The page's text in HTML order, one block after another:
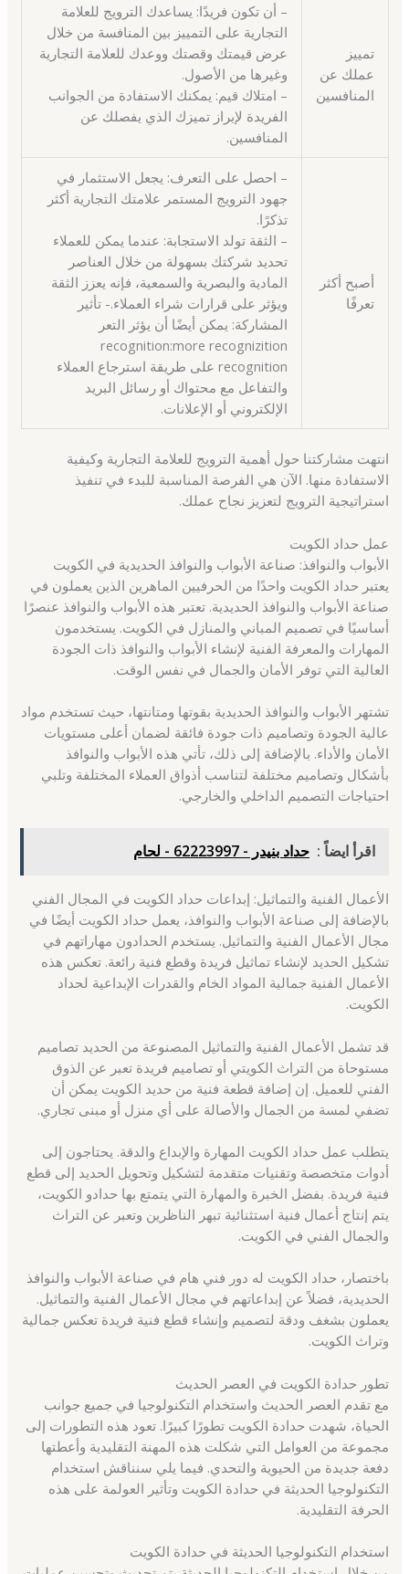
تمييز
عملك عن
المنافسين
– أن تكون فريدًا: يساعدك الترويج للعلامة
التجارية على التمييز بين المنافسة من خلال
عرض قيمتك وقصتك ووعدك للعلامة التجارية
وغيرها من الأصول.
– امتلاك قيم: يمكنك الاستفادة من الجوانب
الفريدة لإبراز تميزك الذي يفصلك عن
المنافسين.
أصبح أكثر
تعرفًا
– احصل على التعرف: يجعل الاستثمار في
جهود الترويج المستمر علامتك التجارية أكثر
تذكرًا.
– الثقة تولد الاستجابة: عندما يمكن للعملاء
تحديد شركتك بسهولة من خلال العناصر
المادية والبصرية والسمعية، فإنه يعزز الثقة
ويؤثر على قرارات شراء العملاء.- تأثير
المشاركة: يمكن أيضًا أن يؤثر التعر
recognition:more recognizition
recognition على طريقة استرجاع العملاء
والتفاعل مع محتواك أو رسائل البريد
الإلكتروني أو الإعلانات.
انتهت مشاركتنا حول أهمية الترويج للعلامة التجارية وكيفية
الاستفادة منها. الآن هي الفرصة المناسبة للبدء في تنفيذ
استراتيجية الترويج لتعزيز نجاح عملك.
عمل حداد الكويت
الأبواب والنوافذ: صناعة الأبواب والنوافذ الحديدية في الكويت
يعتبر حداد الكويت واحدًا من الحرفيين الماهرين الذين يعملون في
صناعة الأبواب والنوافذ الحديدية. تعتبر هذه الأبواب والنوافذ عنصرًا
أساسيًا في تصميم المباني والمنازل في الكويت. يستخدمون
المهارات والمعرفة الفنية لإنشاء الأبواب والنوافذ ذات الجودة
العالية التي توفر الأمان والجمال في نفس الوقت.
تشتهر الأبواب والنوافذ الحديدية بقوتها ومتانتها، حيث تستخدم مواد
عالية الجودة وتصاميم ذات جودة فائقة لضمان أعلى مستويات
الأمان والأداء. بالإضافة إلى ذلك، تأتي هذه الأبواب والنوافذ
بأشكال وتصاميم مختلفة لتناسب أذواق العملاء المختلفة وتلبي
احتياجات التصميم الداخلي والخارجي.
اقرأ ايضاً : حداد بنيدر - 62223997 - لحام
الأعمال الفنية والتماثيل: إبداعات حداد الكويت في المجال الفني
بالإضافة إلى صناعة الأبواب والنوافذ، يعمل حداد الكويت أيضًا في
مجال الأعمال الفنية والتماثيل. يستخدم الحدادون مهاراتهم في
تشكيل الحديد لإنشاء تماثيل فريدة وقطع فنية رائعة. تعكس هذه
الأعمال الفنية جمالية المواد الخام والقدرات الإبداعية لحداد
الكويت.
قد تشمل الأعمال الفنية والتماثيل المصنوعة من الحديد تصاميم
مستوحاة من التراث الكويتي أو تصاميم فريدة تعبر عن الذوق
الفني للعميل. إن إضافة قطعة فنية من حديد الكويت يمكن أن
تضفي لمسة من الجمال والأصالة على أي منزل أو مبنى تجاري.
يتطلب عمل حداد الكويت المهارة والإبداع والدقة. يحتاجون إلى
أدوات متخصصة وتقنيات متقدمة لتشكيل وتحويل الحديد إلى قطع
فنية فريدة. بفضل الخبرة والمهارة التي يتمتع بها حدادو الكويت،
يتم إنتاج أعمال فنية استثنائية تبهر الناظرين وتعبر عن التراث
والجمال الفني في الكويت.
باختصار، حداد الكويت له دور فني هام في صناعة الأبواب والنوافذ
الحديدية، فضلاً عن إبداعاتهم في مجال الأعمال الفنية والتماثيل.
يعملون بشغف ودقة لتصميم وإنشاء قطع فنية فريدة تعكس جمالية
وتراث الكويت.
تطور حدادة الكويت في العصر الحديث
مع تقدم العصر الحديث واستخدام التكنولوجيا في جميع جوانب
الحياة، شهدت حدادة الكويت تطورًا كبيرًا. تعود هذه التطورات إلى
مجموعة من العوامل التي شكلت هذه المهنة التقليدية وأعطتها
دفعة جديدة من الحيوية والتحدي. فيما يلي سنناقش استخدام
التكنولوجيا الحديثة في حدادة الكويت وتأثير العولمة على هذه
الحرفة التقليدية.
استخدام التكنولوجيا الحديثة في حدادة الكويت